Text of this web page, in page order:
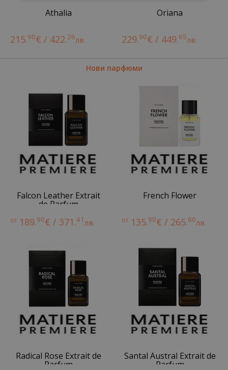
Athalia
215.90€ / 422.26лв.
Oriana
229.90€ / 449.65лв.
Нови парфюми
Falcon Leather Extrait
de Parfum
от 189.90€ / 371.41лв.
French Flower
от 135.90€ / 265.80лв.
Radical Rose Extrait de
Parfum
Santal Austral Extrait de
Parfum